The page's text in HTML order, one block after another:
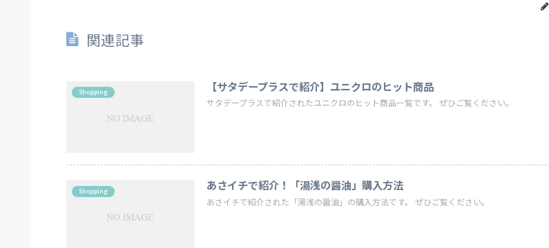
関連記事
Shopping 【サタデープラスで紹介】ユニクロのヒット商品
サタデープラスで紹介されたユニクロのヒット商品一覧です。 ぜひご覧ください。
Shopping あさイチで紹介！「湯浅の醤油」購入方法
あさイチで紹介された「湯浅の醤油」の購入方法です。 ぜひご覧ください。